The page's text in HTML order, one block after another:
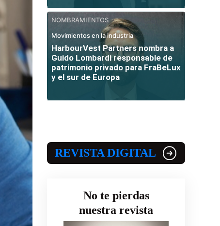
NOMBRAMIENTOS
Movimientos en la industria
HarbourVest Partners nombra a
Guido Lombardi responsable de
patrimonio privado para FraBeLux
y el sur de Europa
REVISTA DIGITAL
No te pierdas
nuestra revista